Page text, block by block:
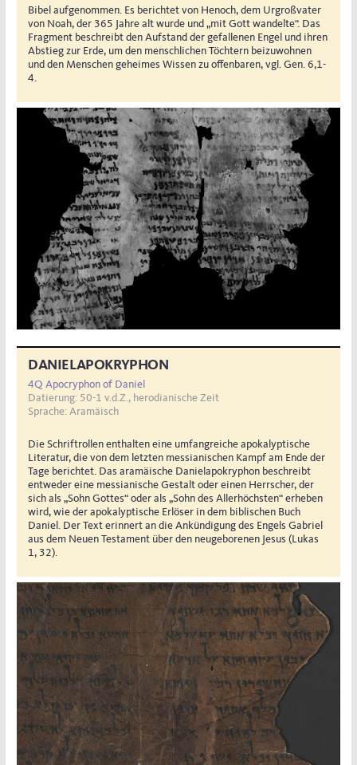
Bibel aufgenommen. Es berichtet von Henoch, dem Urgroßvater
von Noah, der 365 Jahre alt wurde und „mit Gott wandelte“. Das
Fragment beschreibt den Aufstand der gefallenen Engel und ihren
Abstieg zur Erde, um den menschlichen Töchtern beizuwohnen
und den Menschen geheimes Wissen zu offenbaren, vgl. Gen. 6,1-
4.
DANIELAPOKRYPHON
4Q Apocryphon of Daniel
Datierung: 50-1 v.d.Z., herodianische Zeit
Sprache: Aramäisch
Die Schriftrollen enthalten eine umfangreiche apokalyptische
Literatur, die von dem letzten messianischen Kampf am Ende der
Tage berichtet. Das aramäische Danielapokryphon beschreibt
entweder eine messianische Gestalt oder einen Herrscher, der
sich als „Sohn Gottes“ oder als „Sohn des Allerhöchsten“ erheben
wird, wie der apokalyptische Erlöser in dem biblischen Buch
Daniel. Der Text erinnert an die Ankündigung des Engels Gabriel
aus dem Neuen Testament über den neugeborenen Jesus (Lukas
1, 32).